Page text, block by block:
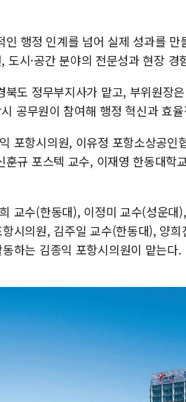
인 행정 인계를 넘어 실제 성과를
도시·공간 분야의 전문성과 현장
북도 정무부지사가 맡고, 부위원장
공무원이 참여해 행정 혁신과 효
포항시의원, 이유정 포항소상공
훈규 포스텍 교수, 이재영 한동대학
교수(한동대), 이정미 교수(성운
시의원, 김주일 교수(한동대), 양
하는 김종익 포항시의원이 맡는다.